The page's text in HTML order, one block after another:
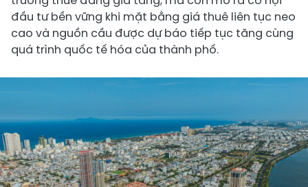
đầu tư bền vững khi mặt bằng giá thuê liên tục neo
cao và nguồn cầu được dự báo tiếp tục tăng cùng
quá trình quốc tế hóa của thành phố.​